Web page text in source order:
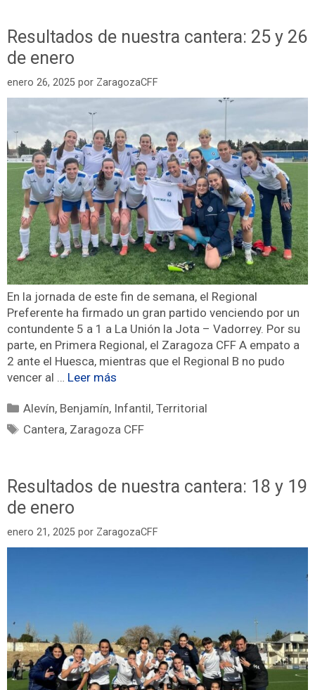
Resultados de nuestra cantera: 25 y 26
de enero
enero 26, 2025 por ZaragozaCFF
En la jornada de este fin de semana, el Regional
Preferente ha firmado un gran partido venciendo por un
contundente 5 a 1 a La Unión la Jota – Vadorrey. Por su
parte, en Primera Regional, el Zaragoza CFF A empato a
2 ante el Huesca, mientras que el Regional B no pudo
vencer al … Leer más
Alevín, Benjamín, Infantil,Territorial
Cantera, Zaragoza CFF
Resultados de nuestra cantera: 18 y 19
de enero
enero 21, 2025 por ZaragozaCFF